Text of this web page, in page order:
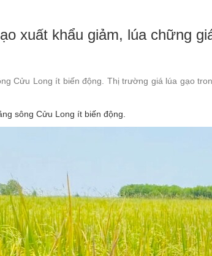
Tiền tệ
xuất khẩu giảm, lúa chững
Cửu Long ít biến động. Thị trường giá lúa gạo
sông Cửu Long ít biến động.